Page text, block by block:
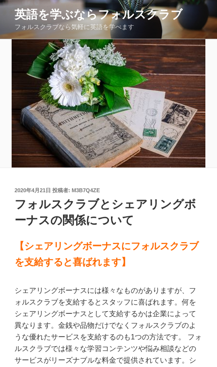
コ
ン
英語を学ぶならフォルスクラブ
フォルスクラブなら気軽に英語を学べます
投
稿
日:
2020年4月21日 投稿者: M3B7Q4ZE
フォルスクラブとシェアリングボ
ーナスの関係について
【シェアリングボーナスにフォルスクラブ
を支給すると喜ばれます】
シェアリングボーナスには様々なものがありますが、フ
ォルスクラブを支給するとスタッフに喜ばれます。何を
シェアリングボーナスとして支給するかは企業によって
異なります。金銭や品物だけでなくフォルスクラブのよ
うな優れたサービスを支給するのも1つの方法です。
フォ
ルスクラブでは様々な学習コンテンツや悩み相談などの
サービスがリーズナブルな料金で提供されています。シ